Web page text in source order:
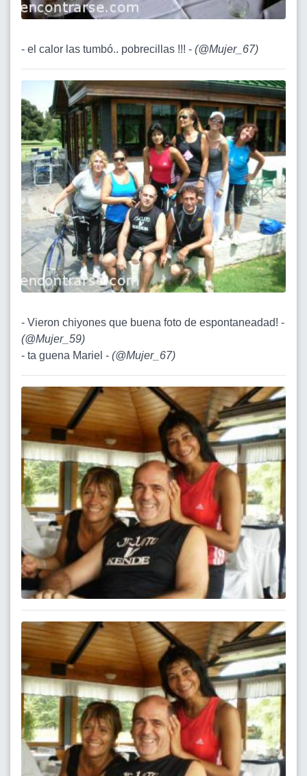
- el calor las tumbó.. pobrecillas !!! - (@Mujer_67)
- Vieron chiyones que buena foto de espontaneadad! -
(@Mujer_59)
- ta guena Mariel - (@Mujer_67)